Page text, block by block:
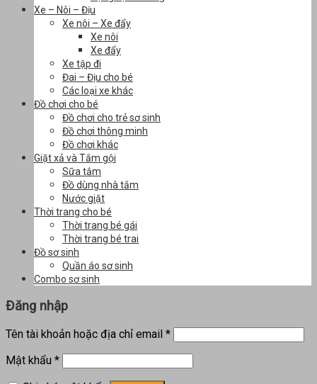
Xe – Nôi – Địu
Xe nôi – Xe đẩy
Xe nôi
Xe đẩy
Xe tập đi
Đai – Địu cho bé
Các loại xe khác
Đồ chơi cho bé
Đồ chơi cho trẻ sơ sinh
Đồ chơi thông minh
Đồ chơi khác
Giặt xả và Tắm gội
Sữa tắm
Đồ dùng nhà tắm
Nước giặt
Thời trang cho bé
Thời trang bé gái
Thời trang bé trai
Đồ sơ sinh
Quần áo sơ sinh
Combo sơ sinh
Đăng nhập
Tên tài khoản hoặc địa chỉ email *
Mật khẩu *